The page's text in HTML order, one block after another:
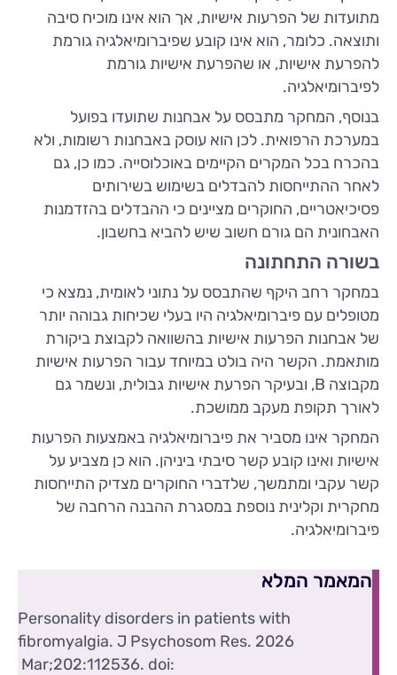
מתועדות של הפרעות אישיות, אך הוא אינו מוכיח סיבה
ותוצאה. כלומר, הוא אינו קובע שפיברומיאלגיה גורמת
להפרעת אישיות, או שהפרעת אישיות גורמת
לפיברומיאלגיה.
בנוסף, המחקר מתבסס על אבחנות שתועדו בפועל
במערכת הרפואית. לכן הוא עוסק באבחנות רשומות, ולא
בהכרח בכל המקרים הקיימים באוכלוסייה. כמו כן, גם
לאחר ההתייחסות להבדלים בשימוש בשירותים
פסיכיאטריים, החוקרים מציינים כי ההבדלים בהזדמנות
האבחונית הם גורם חשוב שיש להביא בחשבון.
בשורה התחתונה
במחקר רחב היקף שהתבסס על נתוני לאומית, נמצא כי
מטופלים עם פיברומיאלגיה היו בעלי שכיחות גבוהה יותר
של אבחנות הפרעות אישיות בהשוואה לקבוצת ביקורת
מותאמת. הקשר היה בולט במיוחד עבור הפרעות אישיות
מקבוצה B, ובעיקר הפרעת אישיות גבולית, ונשמר גם
לאורך תקופת מעקב ממושכת.
המחקר אינו מסביר את פיברומיאלגיה באמצעות הפרעות
אישיות ואינו קובע קשר סיבתי ביניהן. הוא כן מצביע על
קשר עקבי ומתמשך, שלדברי החוקרים מצדיק התייחסות
מחקרית וקלינית נוספת במסגרת ההבנה הרחבה של
פיברומיאלגיה.
המאמר המלא
Personality disorders in patients with
fibromyalgia. J Psychosom Res. 2026
Mar;202:112536. doi: